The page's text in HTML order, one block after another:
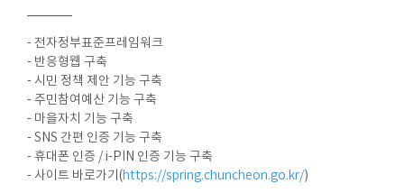
- 전자정부표준프레임워크
- 반응형웹 구축
- 시민 정책 제안 기능 구축
- 주민참여예산 기능 구축
- 마을자치 기능 구축
- SNS 간편 인증 기능 구축
- 휴대폰 인증 / i-PIN 인증 기능 구축
- 사이트 바로가기(https://spring.chuncheon.go.kr/)